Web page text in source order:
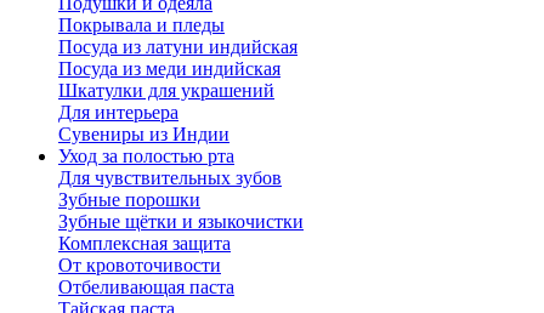
Покрывала и пледы
Посуда из латуни индийская
Посуда из меди индийская
Шкатулки для украшений
Для интерьера
Сувениры из Индии
Уход за полостью рта
Для чувствительных зубов
Зубные порошки
Зубные щётки и языкочистки
Комплексная защита
От кровоточивости
Отбеливающая паста
Тайская паста